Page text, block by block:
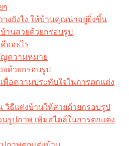
ๆ
างยังไง ให้บ้านคุณน่าอยู่ยิ่งขึ้น
บ้านสวยด้วยกรอบรูป
ออะไร​
ญความหมาย
ยด้วยกรอบรูป
พื่อความประทับใจในการตกแต่ง
วิธีแต่งบ้านให้สวยด้วยกรอบรูป
รูปภาพ เพิ่มสไตล์ในการตกแต่ง